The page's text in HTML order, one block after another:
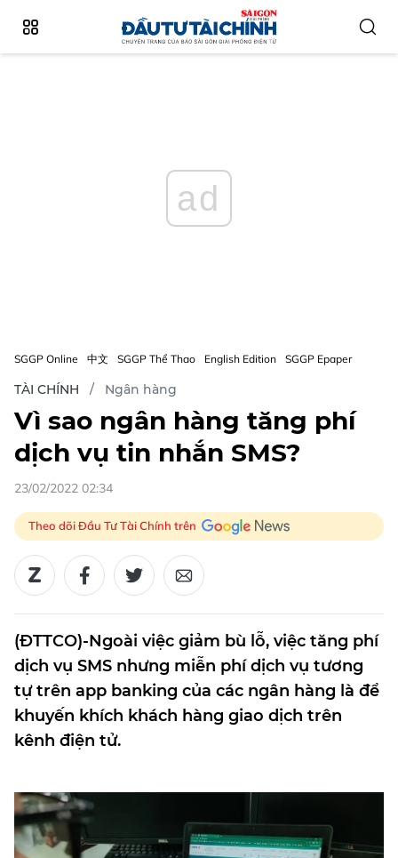
ad
SGGP Online 中文 SGGP Thể Thao English Edition SGGP Epaper
TÀI CHÍNH Ngân hàng
Vì sao ngân hàng tăng phí
dịch vụ tin nhắn SMS?
23/02/2022 02:34
Theo dõi Đầu Tư Tài Chính trên
(ĐTTCO)-Ngoài việc giảm bù lỗ, việc tăng phí
dịch vụ SMS nhưng miễn phí dịch vụ tương
tự trên app banking của các ngân hàng là để
khuyến khích khách hàng giao dịch trên
kênh điện tử.